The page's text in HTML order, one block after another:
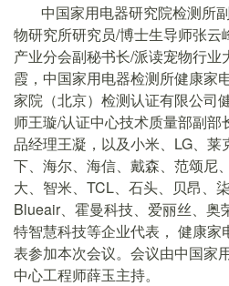
中国家用电器研究院检测所
物研究所研究员/博士生导师张云
产业分会副秘书长/派读宠物行
霞，中国家用电器检测所健康家
家院（北京）检测认证有限公司
师王璇/认证中心技术质量部副部
品经理王凝，以及小米、LG、
下、海尔、海信、戴森、范颂尼
大、智米、TCL、石头、贝昂、
Blueair、霍曼科技、爱丽丝、奥
特智慧科技等企业代表， 健康
表参加本次会议。会议由中国家
中心工程师薛玉主持。